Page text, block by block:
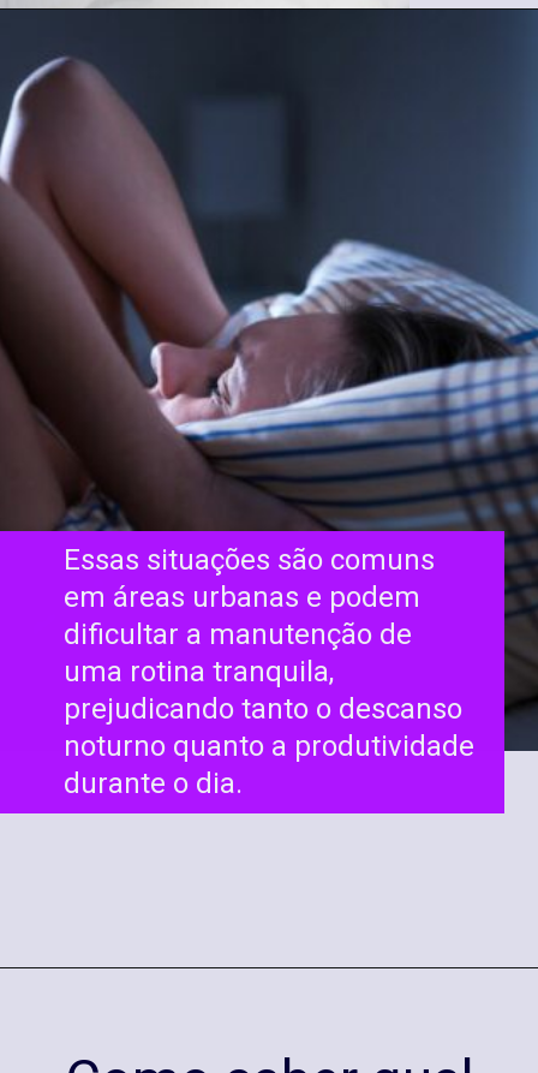
Essas situações são comuns
em áreas urbanas e podem
dificultar a manutenção de
uma rotina tranquila,
prejudicando tanto o descanso
noturno quanto a produtividade
durante o dia.